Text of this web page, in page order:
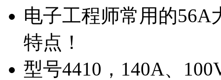
电子工程师常用的56A
特点！
型号4410，140A、